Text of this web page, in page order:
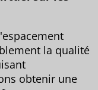
la qualité
obtenir une